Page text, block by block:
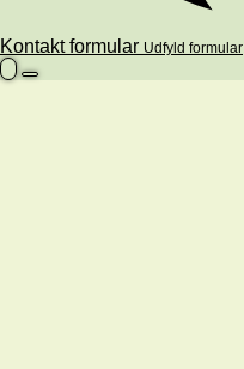
Kontakt formular Udfyld formular